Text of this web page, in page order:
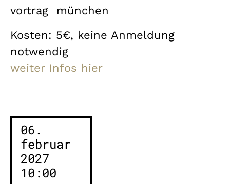
vortrag
münchen
Kosten: 5€, keine Anmeldung
notwendig
weiter Infos hier
06.
februar
2027
10:00